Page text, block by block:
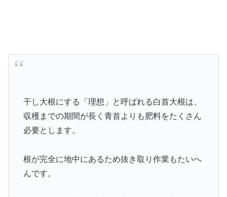
干し大根にする「理想」と呼ばれる白首大根は、
収穫までの期間が長く青首よりも肥料をたくさん
必要とします。
根が完全に地中にあるため抜き取り作業もたいへ
んです。